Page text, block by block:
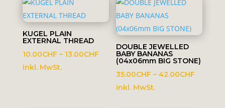
KUGEL PLAIN
EXTERNAL THREAD
10.00CHF – 13.00CHFPreisspanne:
10.00CHF
inkl. MwSt.
DOUBLE JEWELLED
BABY BANANAS
(04x06mm BIG STONE)
35.00CHF –42.00CHF
inkl. MwSt.